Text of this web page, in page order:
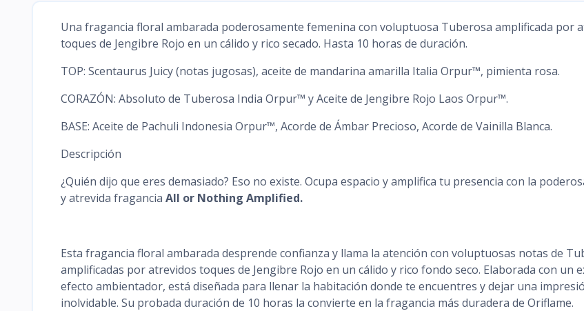
Una fragancia floral ambarada poderosamente femenina con voluptuosa Tuberosa amplificada por
toques de Jengibre Rojo en un cálido y rico secado. Hasta 10 horas de duración.
TOP: Scentaurus Juicy (notas jugosas), aceite de mandarina amarilla Italia Orpur™, pimienta rosa.
CORAZÓN: Absoluto de Tuberosa India Orpur™ y Aceite de Jengibre Rojo Laos Orpur™.
BASE: Aceite de Pachuli Indonesia Orpur™, Acorde de Ámbar Precioso, Acorde de Vainilla Blanca.
Descripción
¿Quién dijo que eres demasiado? Eso no existe. Ocupa espacio y amplifica tu presencia con la
y atrevida fragancia All or Nothing Amplified.
Esta fragancia floral ambarada desprende confianza y llama la atención con voluptuosas notas de
amplificadas por atrevidos toques de Jengibre Rojo en un cálido y rico fondo seco. Elaborada con un
efecto ambientador, está diseñada para llenar la habitación donde te encuentres y dejar una
inolvidable. Su probada duración de 10 horas la convierte en la fragancia más duradera de Oriflame.